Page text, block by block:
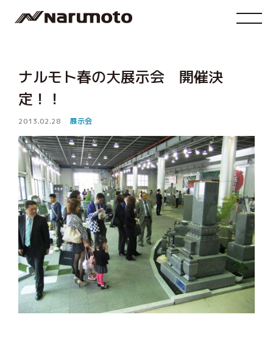
ナルモト春の大展示会 開催決
定！！
2013.02.28 展示会